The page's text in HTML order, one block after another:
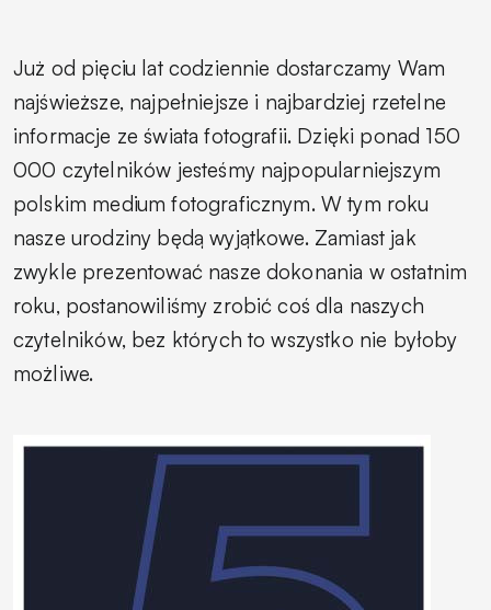
Już od pięciu lat codziennie dostarczamy Wam
najświeższe, najpełniejsze i najbardziej rzetelne
informacje ze świata fotografii. Dzięki ponad 150
000 czytelników jesteśmy najpopularniejszym
polskim medium fotograficznym. W tym roku
nasze urodziny będą wyjątkowe. Zamiast jak
zwykle prezentować nasze dokonania w ostatnim
roku, postanowiliśmy zrobić coś dla naszych
czytelników, bez których to wszystko nie byłoby
możliwe.